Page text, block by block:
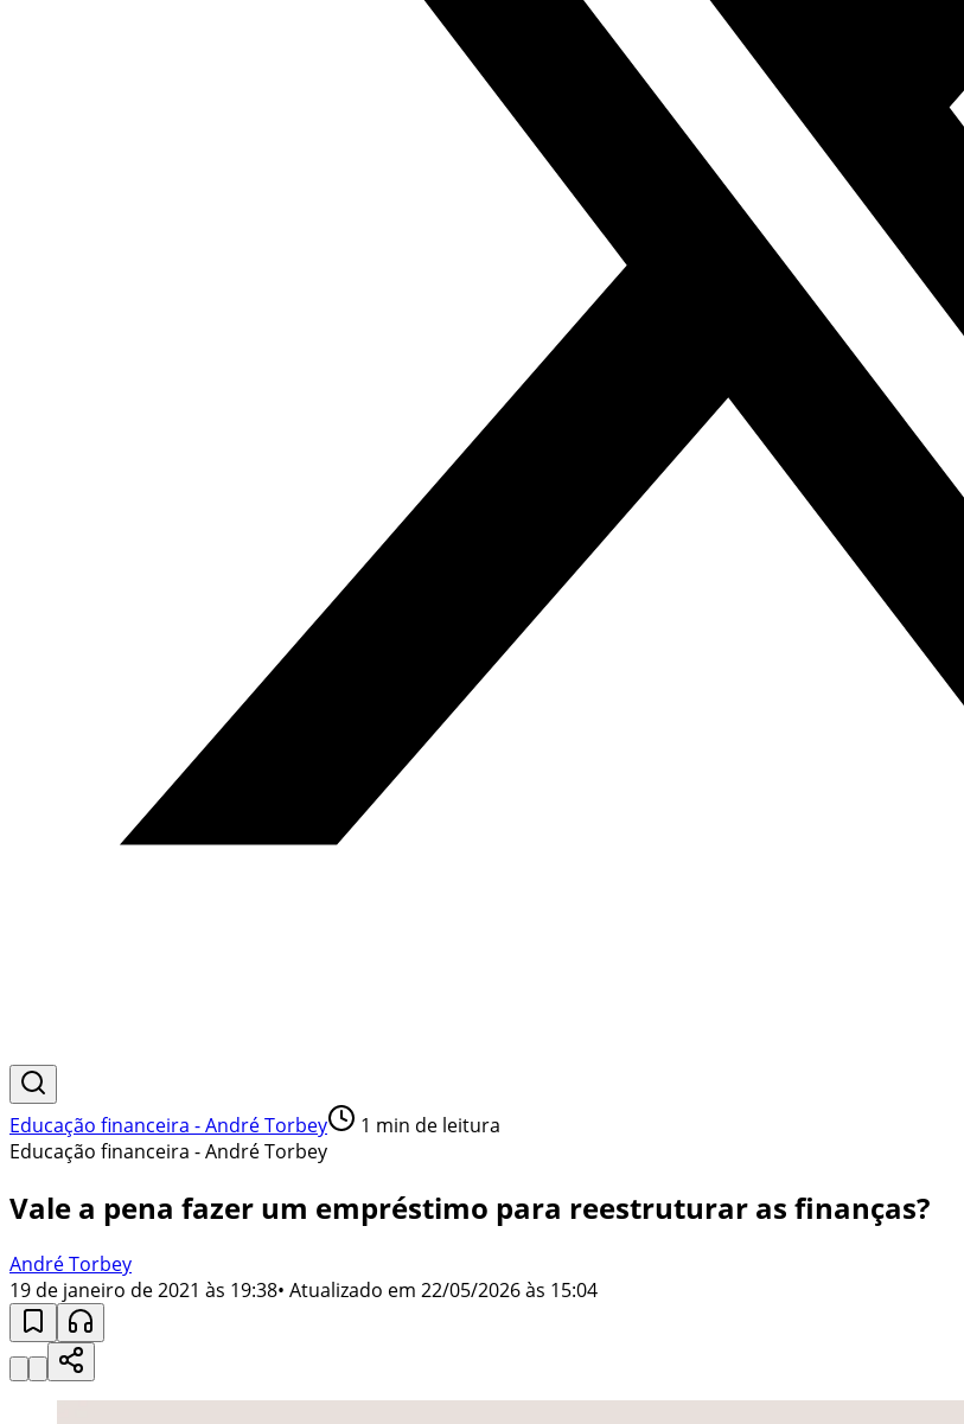
Educação financeira - André Torbey 1 min de leitura
Educação financeira - André Torbey
Vale a pena fazer um empréstimo para reestruturar as finanças?
André Torbey
19 de janeiro de 2021 às 19:38• Atualizado em 22/05/2026 às 15:04